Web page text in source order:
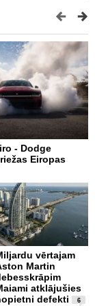
- Dodge
Eiropas
vērtajam
Martin
atklājušies
defekti
6